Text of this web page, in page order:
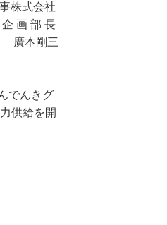
株式会社
画 部 長
廣本剛三
でんきグ
供給を開